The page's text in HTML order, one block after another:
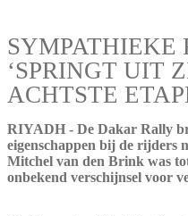
SYMPATHIEKE
‘SPRINGT UIT
ACHTSTE
RIYADH - De Dakar Rally
eigenschappen bij de rijders
Mitchel van den Brink was
onbekend verschijnsel voor